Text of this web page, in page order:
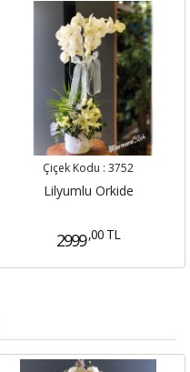
Çiçek Kodu : 3752
Lilyumlu Orkide
2999 ,00 TL